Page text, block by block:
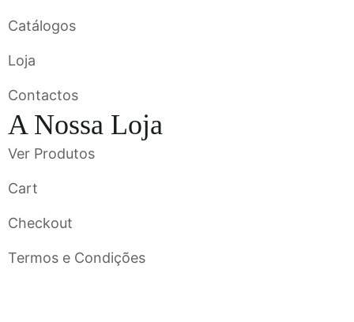
Catálogos
Loja
Contactos
A Nossa Loja
Ver Produtos
Cart
Checkout
Termos e Condições